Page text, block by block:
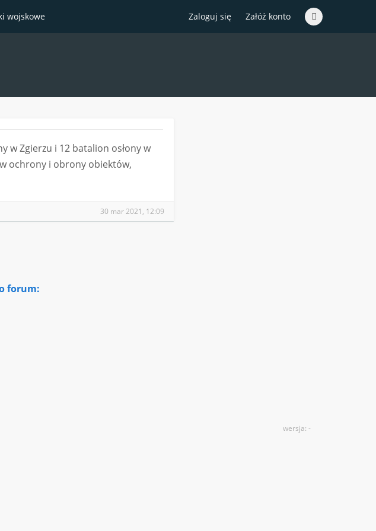
Zaloguj się Załóż konto
wojskowe
w Zgierzu i 12 batalion osłony w
ochrony i obrony obiektów,
30 mar 2021, 12:09
forum:
wersja: -